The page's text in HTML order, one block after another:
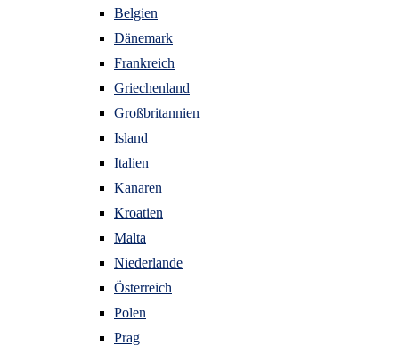
Belgien
Dänemark
Frankreich
Griechenland
Großbritannien
Island
Italien
Kanaren
Kroatien
Malta
Niederlande
Österreich
Polen
Prag